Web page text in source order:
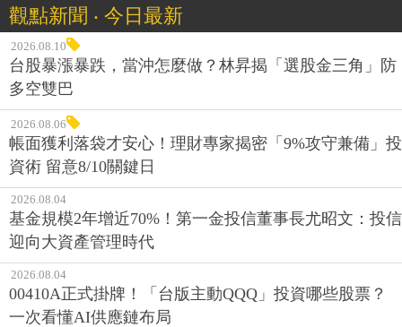
觀點新聞 ‧ 今日最新
2026.08.10
台股暴漲暴跌，當沖怎麼做？林昇揭「選股金三角」防
多空雙巴
2026.08.06
帳面獲利落袋才安心！理財專家揭密「9%攻守兼備」投
資術 留意8/10關鍵日
2026.08.04
基金規模2年增近70%！第一金投信董事長尤昭文：投信
迎向大資產管理時代
2026.08.04
00410A正式掛牌！「台版主動QQQ」投資哪些股票？
一次看懂AI供應鏈布局